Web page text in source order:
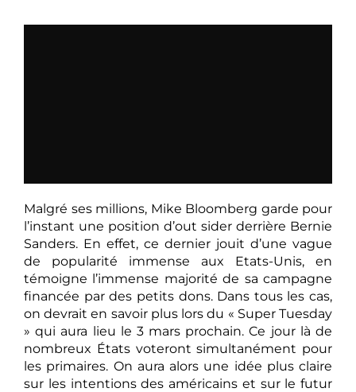
Malgré ses millions, Mike Bloomberg garde pour
l’instant une position d’out sider derrière Bernie
Sanders. En effet, ce dernier jouit d’une vague
de popularité immense aux Etats-Unis, en
témoigne l’immense majorité de sa campagne
financée par des petits dons. Dans tous les cas,
on devrait en savoir plus lors du « Super Tuesday
» qui aura lieu le 3 mars prochain. Ce jour là de
nombreux États voteront simultanément pour
les primaires. On aura alors une idée plus claire
sur les intentions des américains et sur le futur